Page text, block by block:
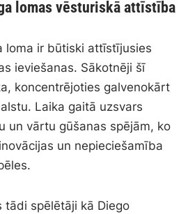
lomas vēsturiskā attīstība
loma ir būtiski attīstījusies
ieviešanas. Sākotnēji šī
koncentrējoties galvenokārt
Laika gaitā uzsvars
un vārtu gūšanas spējām, ko
un nepieciešamība
tādi spēlētāji kā Diego